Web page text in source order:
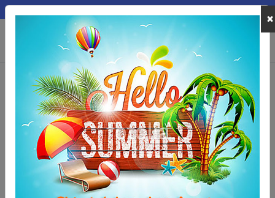
MEPA
Home Riabilitazione e Recupero Riabilitazione Lettini per
Lenzuolino medico in carta a 2 veli, rotolo mt.
80 | Confezione 6 pz
×